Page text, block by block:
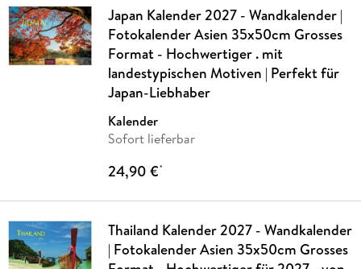
Japan Kalender 2027 - Wandkalender |
Fotokalender Asien 35x50cm Grosses
Format - Hochwertiger . mit
landestypischen Motiven | Perfekt für
Japan-Liebhaber
Kalender
Sofort lieferbar
24,90 €*
Thailand Kalender 2027 - Wandkalender
| Fotokalender Asien 35x50cm Grosses